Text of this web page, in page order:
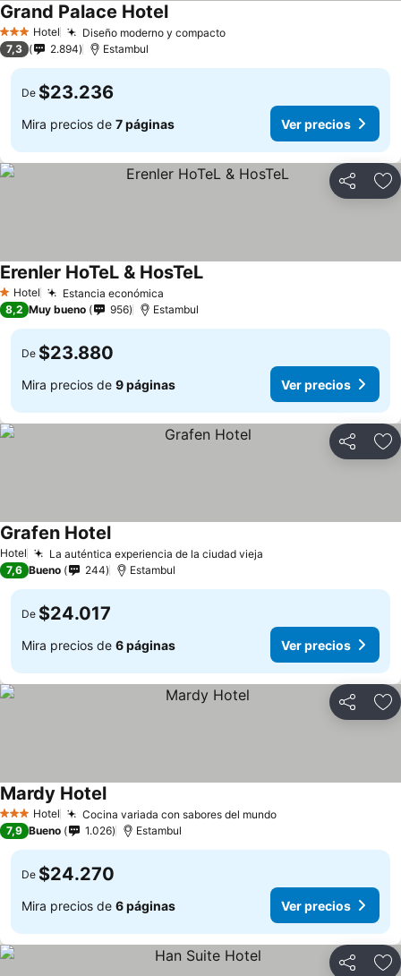
3 Estrellas
Hotel Diseño moderno y compacto
Grand Palace Hotel
7,3 2.894 Estambul
De $23.236
Mira precios de 7 páginas Ver precios
Compartir
1 Estrellas
Hotel Estancia económica
Erenler HoTeL & HosTeL
8,2 Muy bueno 956 Estambul
De $23.880
Mira precios de 9 páginas Ver precios
Compartir
Hotel La auténtica experiencia de la ciudad vieja
Grafen Hotel
7,6 Bueno 244 Estambul
De $24.017
Mira precios de 6 páginas Ver precios
Compartir
3 Estrellas
Hotel Cocina variada con sabores del mundo
Mardy Hotel
7,9 Bueno 1.026 Estambul
De $24.270
Mira precios de 6 páginas Ver precios
Compartir